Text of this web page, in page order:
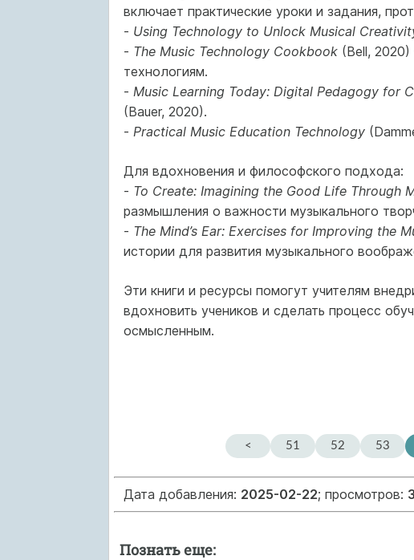
включает практические уроки и задания,
- Using Technology to Unlock Musical
- The Music Technology Cookbook(Bell, 2020)
технологиям.
- Music Learning Today: Digital Pedagogy for
(Bauer, 2020).
- Practical Music Education Technology
Для вдохновения и философского подхода:
- To Create: Imagining the Good Life Through
размышления о важности музыкального
- The Mind’s Ear: Exercises for Improving the
истории для развития музыкального
Эти книги и ресурсы помогут учителям
вдохновить учеников и сделать процесс
осмысленным.
< 51 52 53
Дата добавления: 2025-02-22; просмотров:
Познать еще: